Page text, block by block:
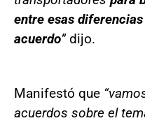
entre esas
acuerdo”dijo.
Manifestó que
acuerdos sobre el